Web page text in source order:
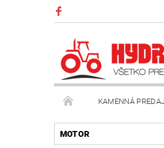
KAMENNÁ
VŠEOBECNÉ OBCHODNÉ
MOTOR